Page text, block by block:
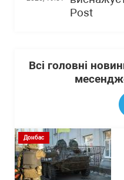
Post
Всі головні
Донбас